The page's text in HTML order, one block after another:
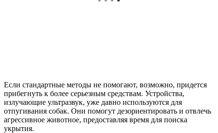
Если стандартные методы не помогают, возможно, придется
прибегнуть к более серьезным средствам. Устройства,
излучающие ультразвук, уже давно используются для
отпугивания собак. Они помогут дезориентировать и отвлечь
агрессивное животное, предоставляя время для поиска
укрытия.